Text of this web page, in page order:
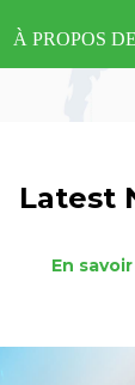
À PROPOS
Latest
En